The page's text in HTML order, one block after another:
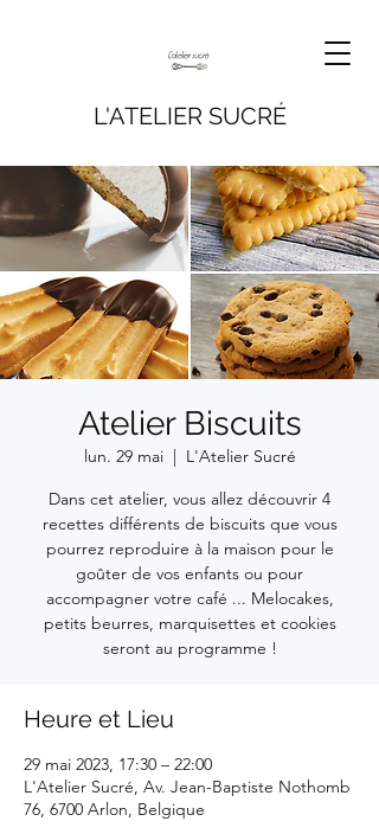
L'ATELIER SUCRÉ
Atelier Biscuits
lun. 29 mai
  |
L'Atelier Sucré
Dans cet atelier, vous allez découvrir 4
recettes différents de biscuits que vous
pourrez reproduire à la maison pour le
goûter de vos enfants ou pour
accompagner votre café ... Melocakes,
petits beurres, marquisettes et cookies
seront au programme !
Heure et Lieu
29 mai 2023, 17:30 – 22:00
L'Atelier Sucré, Av. Jean-Baptiste Nothomb
76, 6700 Arlon, Belgique